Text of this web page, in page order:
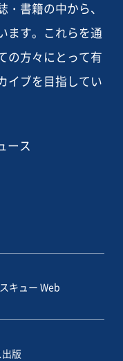
書籍の中から、
ます。これらを通
の方々にとって有
イブを目指してい
ース
キュー Web
版